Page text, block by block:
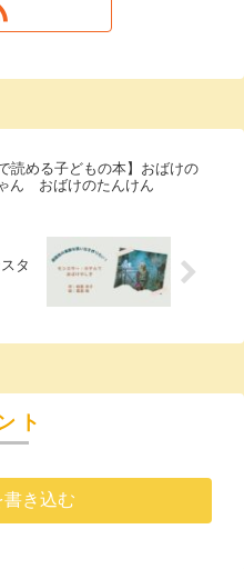
で読める子どもの本】おばけの
ん おばけのたんけん
タ
ト
書き込む